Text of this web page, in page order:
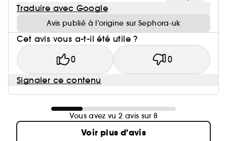
Traduire avec Google
Avis publié à l’origine sur Sephora-uk
Cet avis vous a-t-il été utile ?
0 0
Signaler ce contenu
Vous avez vu 2 avis sur 8
Voir plus d'avis